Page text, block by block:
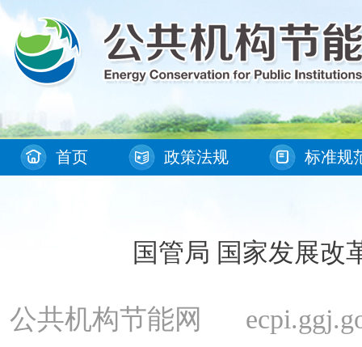
首页 政策法规 标准规
国管局 国家发展改
公共机构节能网